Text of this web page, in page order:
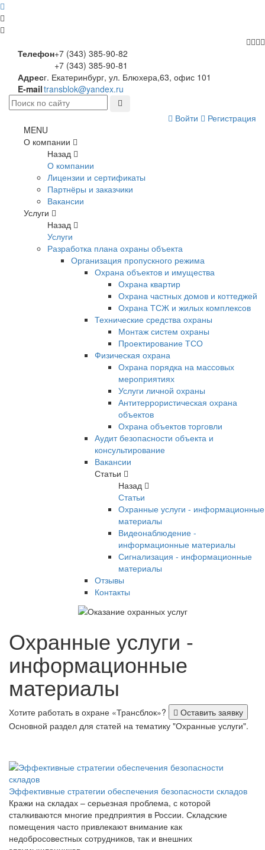
Телефон+7 (343) 385-90-82
+7 (343) 385-90-81
Адресг. Екатеринбург, ул. Блюхера,63, офис 101
E-mailtransblok@yandex.ru
Войти
Регистрация
MENU
О компании
Назад
О компании
Лицензии и сертификаты
Партнёры и заказчики
Вакансии
Услуги
Назад
Услуги
Разработка плана охраны объекта
Организация пропускного режима
Охрана объектов и имущества
Охрана квартир
Охрана частных домов и коттеджей
Охрана ТСЖ и жилых комплексов
Технические средства охраны
Монтаж систем охраны
Проектирование ТСО
Физическая охрана
Охрана порядка на массовых
мероприятиях
Услуги личной охраны
Антитеррористическая охрана
объектов
Охрана объектов торговли
Аудит безопасности объекта и
консультирование
Вакансии
Статьи
Назад
Статьи
Охранные услуги - информационные
материалы
Видеонаблюдение -
информационные материалы
Сигнализация - информационные
материалы
Отзывы
Контакты
Охранные услуги -
информационные
материалы
Хотите работать в охране «Трансблок»?
Оставить заявку
Основной раздел для статей на тематику "Охранные услуги".
Эффективные стратегии обеспечения безопасности складов
Кражи на складах – серьезная проблема, с которой
сталкиваются многие предприятия в России. Складские
помещения часто привлекают внимание как
недобросовестных сотрудников, так и внешних